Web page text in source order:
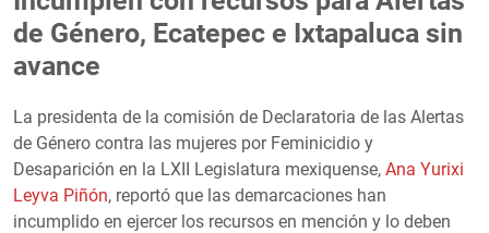
de Género, Ecatepec e Ixtapaluca sin
avance
La presidenta de la comisión de Declaratoria de las Alertas
de Género contra las mujeres por Feminicidio y
Desaparición en la LXII Legislatura mexiquense, Ana Yurixi
Leyva Piñón, reportó que las demarcaciones han
incumplido en ejercer los recursos en mención y lo deben